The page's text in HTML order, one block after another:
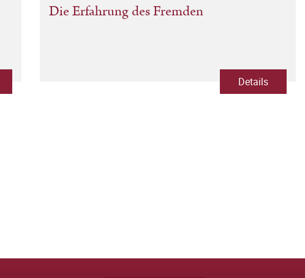
Die Erfahrung des Fremden
Details